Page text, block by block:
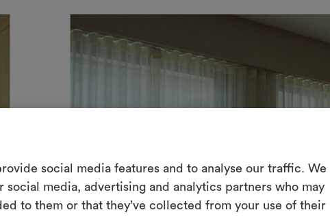
social media features and to analyse our traffic. We
media, advertising and analytics partners who may
to them or that they’ve collected from your use of their
moodboard
Uno strumento interattivo per dare vita e